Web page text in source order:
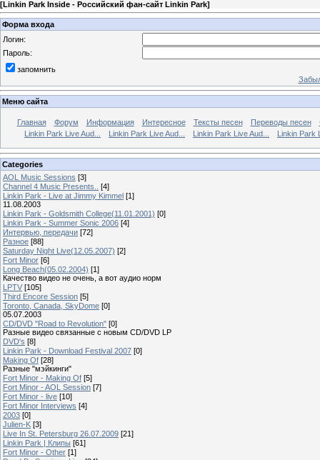
[Linkin Park Inside - Российский фан-сайт Linkin Park]
Форма входа
Логин:
Пароль:
запомнить
Меню сайта
Главная Форум Информация Интересное Тексты песен Переводы песен
Linkin Park Live Aud...
Linkin Park Live Aud... Linkin Park Live Aud... Linkin Park
Categories
AOL Music Sessions [3]
Channel 4 Music Presents..
[4]
Linkin Park - Live at Jimmy Kimmel [1]
11.08.2003
Linkin Park - Goldsmith College(11.01.2001) [0]
Linkin Park - Summer Sonic 2006 [4]
Интервью, передачи [72]
Разное [88]
Saturday Night Live(12.05.2007) [2]
Fort Minor [6]
Long Beach(05.02.2004) [1]
Качество видео не очень, а вот аудио норм
LPTV [105]
Third Encore Session [5]
Toronto, Canada, SkyDome [0]
05.07.2003
CD/DVD "Road to Revolution" [0]
Разные видео связанные с новым CD/DVD LP
DVD's [8]
Linkin Park - Download Festival 2007 [0]
Making Of [28]
Разные "мэйкинги"
Fort Minor - Making Of [5]
Fort Minor - AOL Session [7]
Fort Minor - live [10]
Fort Minor Interviews [4]
2003 [0]
Julien-K [3]
Live In St. Petersburg 26.07.2009 [21]
Linkin Park | Клипы [61]
Fort Minor - Other [1]